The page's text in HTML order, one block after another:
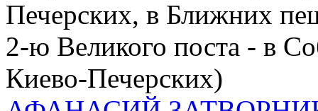
Печерских, в Ближних
2-ю Великого поста - в
Киево-Печерских)